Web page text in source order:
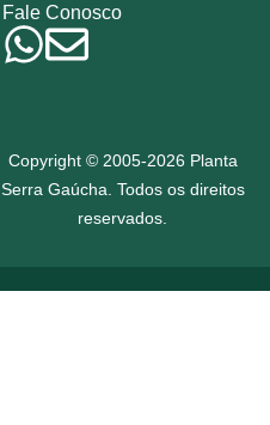
Fale Conosco
Copyright © 2005-2026 Planta
Serra Gaúcha. Todos os direitos
reservados.